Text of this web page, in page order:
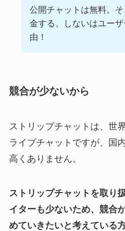
公開チャットは無料。
金する、しないはユーザ
由！
競合が少ないから
ストリップチャットは、世
ライブチャットですが、国
高くありません。
ストリップチャットを取り
イターも少ないため、競合
めていきたいと考えている